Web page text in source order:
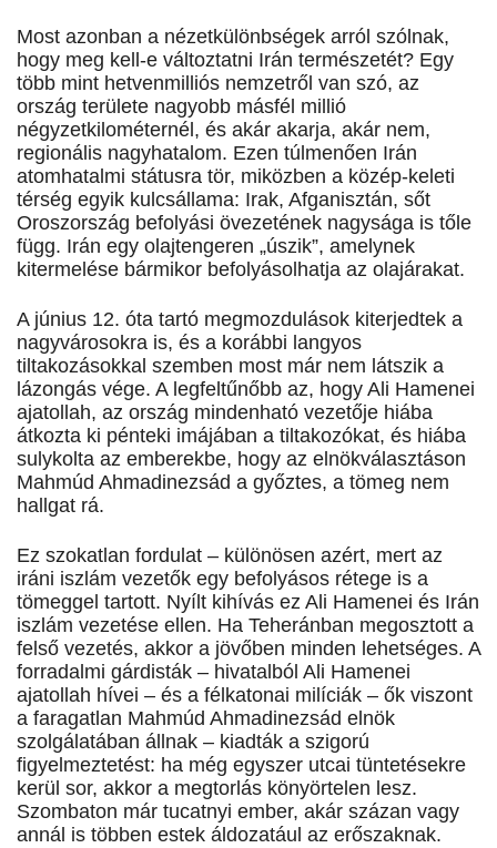
Most azonban a nézetkülönbségek arról szólnak,
hogy meg kell-e változtatni Irán természetét? Egy
több mint hetvenmilliós nemzetről van szó, az
ország területe nagyobb másfél millió
négyzetkilométernél, és akár akarja, akár nem,
regionális nagyhatalom. Ezen túlmenően Irán
atomhatalmi státusra tör, miközben a közép-keleti
térség egyik kulcsállama: Irak, Afganisztán, sőt
Oroszország befolyási övezetének nagysága is tőle
függ. Irán egy olajtengeren „úszik”, amelynek
kitermelése bármikor befolyásolhatja az olajárakat.
A június 12. óta tartó megmozdulások kiterjedtek a
nagyvárosokra is, és a korábbi langyos
tiltakozásokkal szemben most már nem látszik a
lázongás vége. A legfeltűnőbb az, hogy Ali Hamenei
ajatollah, az ország mindenható vezetője hiába
átkozta ki pénteki imájában a tiltakozókat, és hiába
sulykolta az emberekbe, hogy az elnökválasztáson
Mahmúd Ahmadinezsád a győztes, a tömeg nem
hallgat rá.
Ez szokatlan fordulat – különösen azért, mert az
iráni iszlám vezetők egy befolyásos rétege is a
tömeggel tartott. Nyílt kihívás ez Ali Hamenei és Irán
iszlám vezetése ellen. Ha Teheránban megosztott a
felső vezetés, akkor a jövőben minden lehetséges. A
forradalmi gárdisták – hivatalból Ali Hamenei
ajatollah hívei – és a félkatonai milíciák – ők viszont
a faragatlan Mahmúd Ahmadinezsád elnök
szolgálatában állnak – kiadták a szigorú
figyelmeztetést: ha még egyszer utcai tüntetésekre
kerül sor, akkor a megtorlás könyörtelen lesz.
Szombaton már tucatnyi ember, akár százan vagy
annál is többen estek áldozatául az erőszaknak.